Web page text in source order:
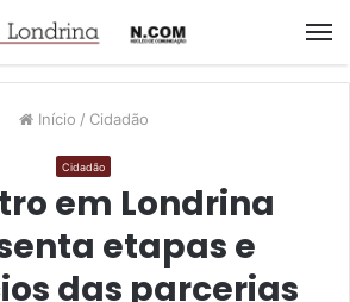
Início / Cidadão
Cidadão
em Londrina
etapas e
das parcerias